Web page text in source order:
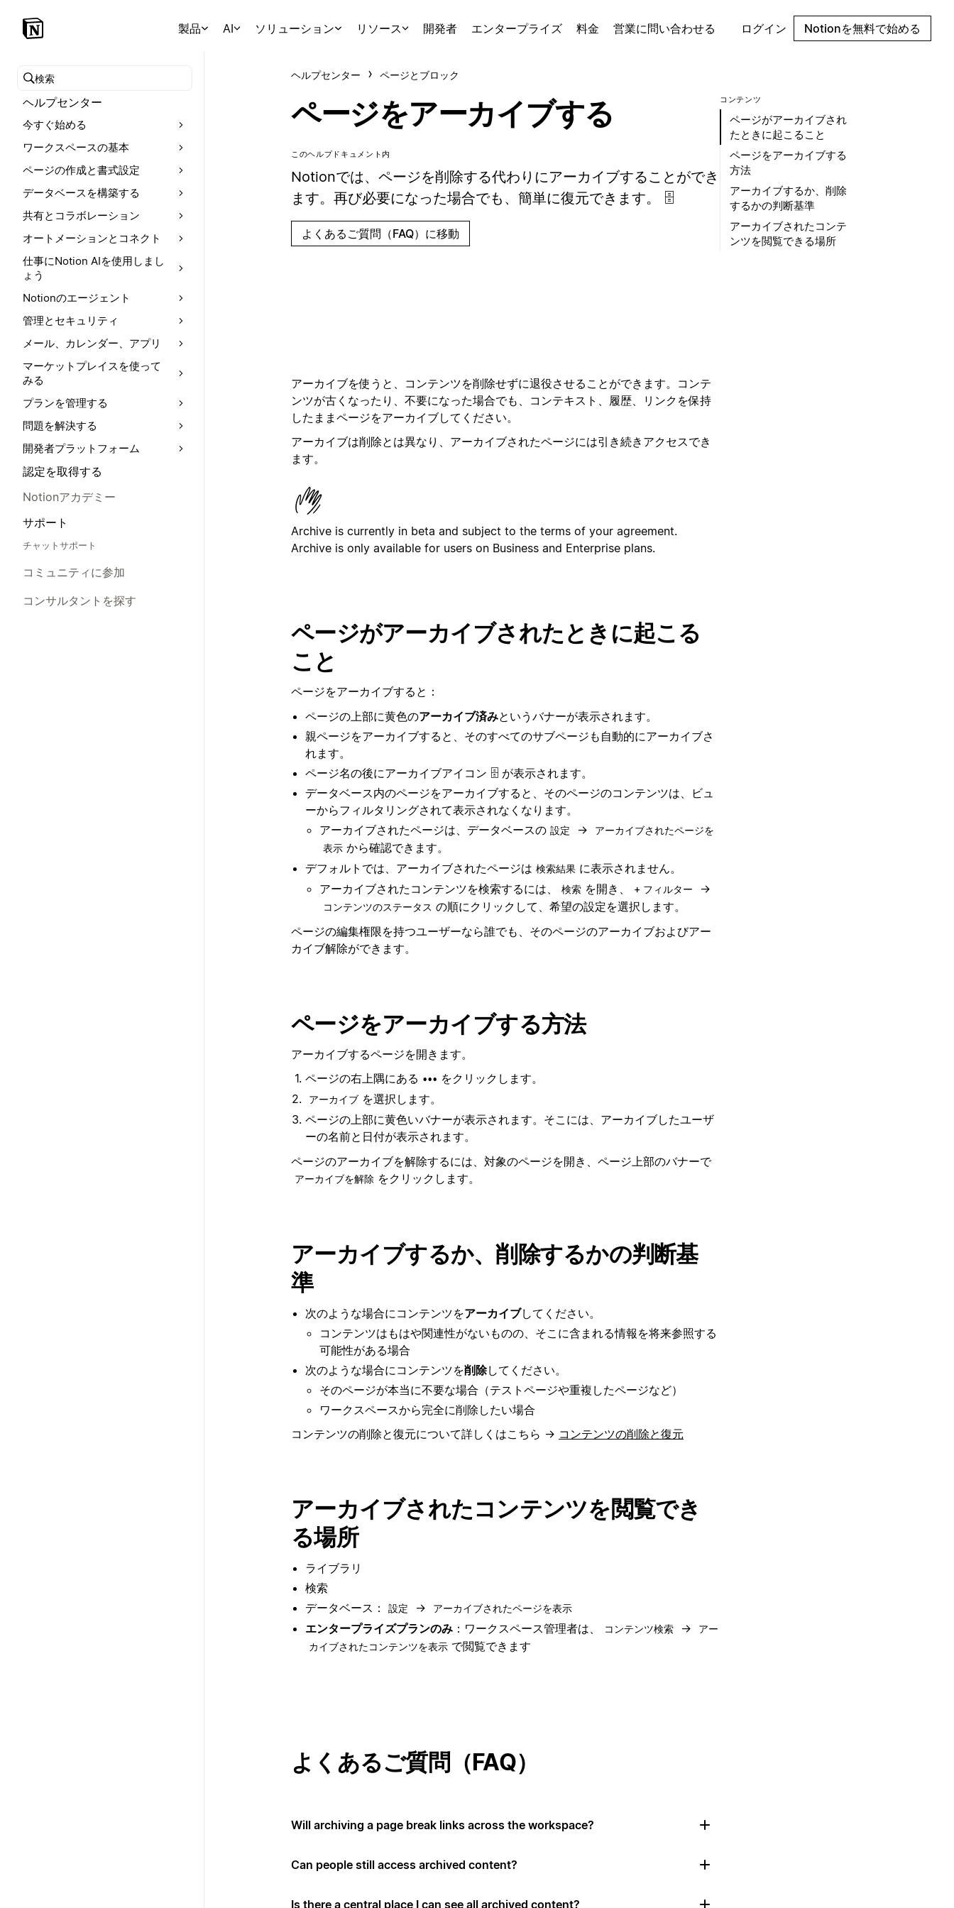
製品 AI ソリューション リソース 開発者 エンタープライズ 料金 営業に問い合わせる ログイン Notionを無料で始める
ヘルプセンターを検索
ヘルプセンター
今すぐ始める
ワークスペースの基本
ページの作成と書式設定
データベースを構築する
共有とコラボレーション
オートメーションとコネクト
仕事にNotion AIを使用しまし
ょう
Notionのエージェント
管理とセキュリティ
メール、カレンダー、アプリ
マーケットプレイスを使って
みる
プランを管理する
問題を解決する
開発者プラットフォーム
認定を取得する
Notionアカデミー
サポート
チャットサポート
コミュニティに参加
コンサルタントを探す
ヘルプセンター ページとブロック
ページをアーカイブする
このヘルプドキュメント内
Notionでは、ページを削除する代わりにアーカイブすることができ
ます。再び必要になった場合でも、簡単に復元できます。 🗄️
よくあるご質問（FAQ）に移動
アーカイブを使うと、コンテンツを削除せずに退役させることができます。コンテ
ンツが古くなったり、不要になった場合でも、コンテキスト、履歴、リンクを保持
したままページをアーカイブしてください。
アーカイブは削除とは異なり、アーカイブされたページには引き続きアクセスでき
ます。
Archive is currently in beta and subject to the terms of your agreement.
Archive is only available for users on Business and Enterprise plans.
ページがアーカイブされたときに起こる
こと
ページをアーカイブすると：
ページの上部に黄色のアーカイブ済みというバナーが表示されます。
親ページをアーカイブすると、そのすべてのサブページも自動的にアーカイブさ
れます。
ページ名の後にアーカイブアイコン 🗄️ が表示されます。
データベース内のページをアーカイブすると、そのページのコンテンツは、ビュ
ーからフィルタリングされて表示されなくなります。
アーカイブされたページは、データベースの 設定 →
アーカイブされたページを
表示 から確認できます。
デフォルトでは、アーカイブされたページは 検索結果 に表示されません。
アーカイブされたコンテンツを検索するには、
検索 を開き、 + フィルター →
コンテンツのステータス の順にクリックして、希望の設定を選択します。
ページの編集権限を持つユーザーなら誰でも、そのページのアーカイブおよびアー
カイブ解除ができます。
ページをアーカイブする方法
アーカイブするページを開きます。
ページの右上隅にある ••• をクリックします。
アーカイブ を選択します。
ページの上部に黄色いバナーが表示されます。そこには、アーカイブしたユーザ
ーの名前と日付が表示されます。
ページのアーカイブを解除するには、対象のページを開き、ページ上部のバナーで
アーカイブを解除 をクリックします。
アーカイブするか、削除するかの判断基
準
次のような場合にコンテンツをアーカイブしてください。
コンテンツはもはや関連性がないものの、そこに含まれる情報を将来参照する
可能性がある場合
次のような場合にコンテンツを削除してください。
そのページが本当に不要な場合（テストページや重複したページなど）
ワークスペースから完全に削除したい場合
コンテンツの削除と復元について詳しくはこちら → コンテンツの削除と復元
アーカイブされたコンテンツを閲覧でき
る場所
ライブラリ
検索
データベース：
設定 → アーカイブされたページを表示
エンタープライズプランのみ ：ワークスペース管理者は、 コンテンツ検索 →
アー
カイブされたコンテンツを表示 で閲覧できます
よくあるご質問（FAQ）
Will archiving a page break links across the workspace?
Can people still access archived content?
Is there a central place I can see all archived content?
コンテンツ
ページがアーカイブされ
たときに起こること
ページをアーカイブする
方法
アーカイブするか、削除
するかの判断基準
アーカイブされたコンテ
ンツを閲覧できる場所